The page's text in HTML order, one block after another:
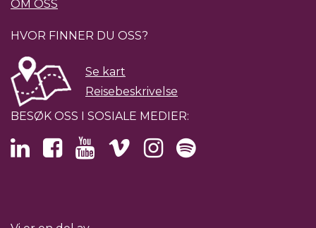
OM OSS
HVOR FINNER DU OSS?
Se kart
Reisebeskrivelse
BESØK OSS I SOSIALE MEDIER: